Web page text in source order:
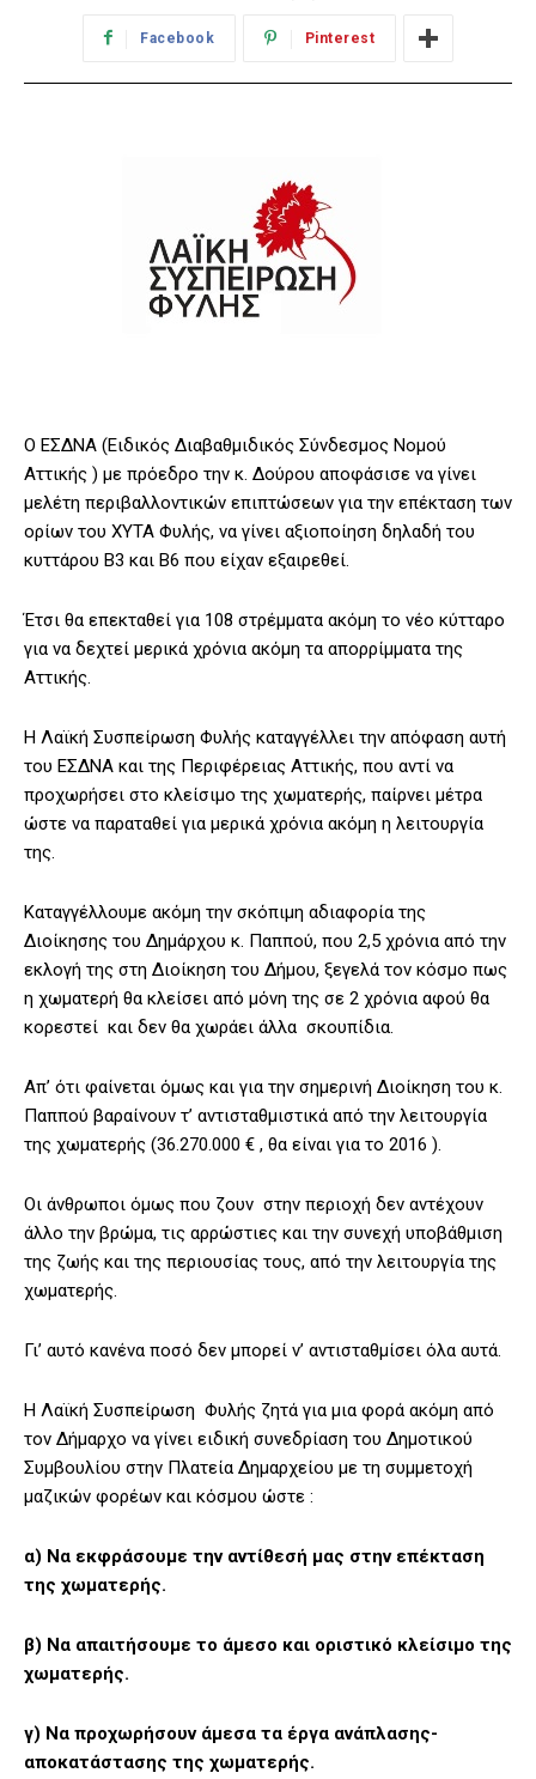
Facebook Pinterest
Ο ΕΣΔΝΑ (Ειδικός Διαβαθμιδικός Σύνδεσμος Νομού
Αττικής ) με πρόεδρο την κ. Δούρου αποφάσισε να γίνει
μελέτη περιβαλλοντικών επιπτώσεων για την επέκταση των
ορίων του ΧΥΤΑ Φυλής, να γίνει αξιοποίηση δηλαδή του
κυττάρου Β3 και Β6 που είχαν εξαιρεθεί.
Έτσι θα επεκταθεί για 108 στρέμματα ακόμη το νέο κύτταρο
για να δεχτεί μερικά χρόνια ακόμη τα απορρίμματα της
Αττικής.
Η Λαϊκή Συσπείρωση Φυλής καταγγέλλει την απόφαση αυτή
του ΕΣΔΝΑ και της Περιφέρειας Αττικής, που αντί να
προχωρήσει στο κλείσιμο της χωματερής, παίρνει μέτρα
ώστε να παραταθεί για μερικά χρόνια ακόμη η λειτουργία
της.
Καταγγέλλουμε ακόμη την σκόπιμη αδιαφορία της
Διοίκησης του Δημάρχου κ. Παππού, που 2,5 χρόνια από την
εκλογή της στη Διοίκηση του Δήμου, ξεγελά τον κόσμο πως
η χωματερή θα κλείσει από μόνη της σε 2 χρόνια αφού θα
κορεστεί και δεν θα χωράει άλλα σκουπίδια.
Απ’ ότι φαίνεται όμως και για την σημερινή Διοίκηση του κ.
Παππού βαραίνουν τ’ αντισταθμιστικά από την λειτουργία
της χωματερής (36.270.000 € , θα είναι για το 2016 ).
Οι άνθρωποι όμως που ζουν στην περιοχή δεν αντέχουν
άλλο την βρώμα, τις αρρώστιες και την συνεχή υποβάθμιση
της ζωής και της περιουσίας τους, από την λειτουργία της
χωματερής.
Γι’ αυτό κανένα ποσό δεν μπορεί ν’ αντισταθμίσει όλα αυτά.
Η Λαϊκή Συσπείρωση Φυλής ζητά για μια φορά ακόμη από
τον Δήμαρχο να γίνει ειδική συνεδρίαση του Δημοτικού
Συμβουλίου στην Πλατεία Δημαρχείου με τη συμμετοχή
μαζικών φορέων και κόσμου ώστε :
α) Να εκφράσουμε την αντίθεσή μας στην επέκταση
της χωματερής.
β) Να απαιτήσουμε το άμεσο και οριστικό κλείσιμο της
χωματερής.
γ) Να προχωρήσουν άμεσα τα έργα ανάπλασης-
αποκατάστασης της χωματερής.